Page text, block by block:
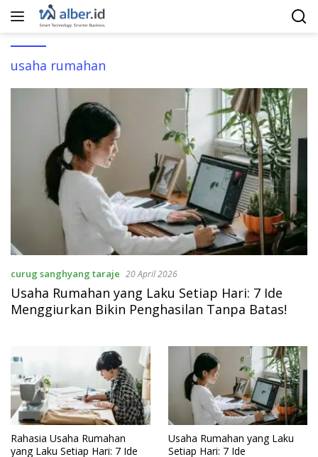
Langsung
usaha rumahan
curug sanghyang taraje 20 April 2026
Usaha Rumahan yang Laku Setiap Hari: 7 Ide
Menggiurkan Bikin Penghasilan Tanpa Batas!
Rahasia Usaha Rumahan
yang Laku Setiap Hari: 7 Ide
Usaha Rumahan yang Laku
Setiap Hari: 7 Ide